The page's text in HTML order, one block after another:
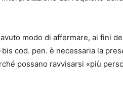
modo di affermare, ai fini
cod. pen. è necessaria la
possano ravvisarsi «più